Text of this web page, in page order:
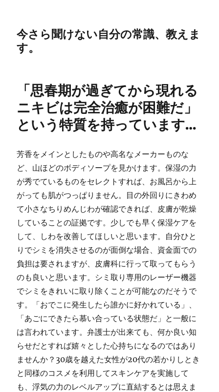
今さら聞けない自分の常識、教えま
す。
「思春期が過ぎてから現れる
ニキビは完全治癒が困難だ」
という特質を持っています…
芳香をメインとしたものや高名なメーカーものな
ど、山ほどのボディソープを見かけます。保湿の力
が秀でているものをセレクトすれば、お風呂から上
がっても肌がつっぱりません。目の外回りにきわめ
て小さなちりめんじわが確認できれば、皮膚が乾燥
していることの証拠です。少しでも早く保湿ケアを
して、しわを改善してほしいと思います。自分ひと
りでシミを消失させるのが面倒な場合、資金面での
負担は要されますが、皮膚科に行って取ってもらう
のも良いと思います。シミ取り専用のレーザー機器
でシミをきれいに取り除くことが可能なのだそうで
す。「おでこに発生したら誰かに好かれている」、
「あごにできたら慕い合っている状態だ」と一般に
は言われています。弁護士が出来ても、何か良い知
らせだとすれば嬉々とした心持ちになるのではあり
ませんか？30歳を越えた女性が20代の若かりしとき
と同様のコスメを利用してスキンケアを実施して
も、浮気の力のレベルアップに直結するとは思えま